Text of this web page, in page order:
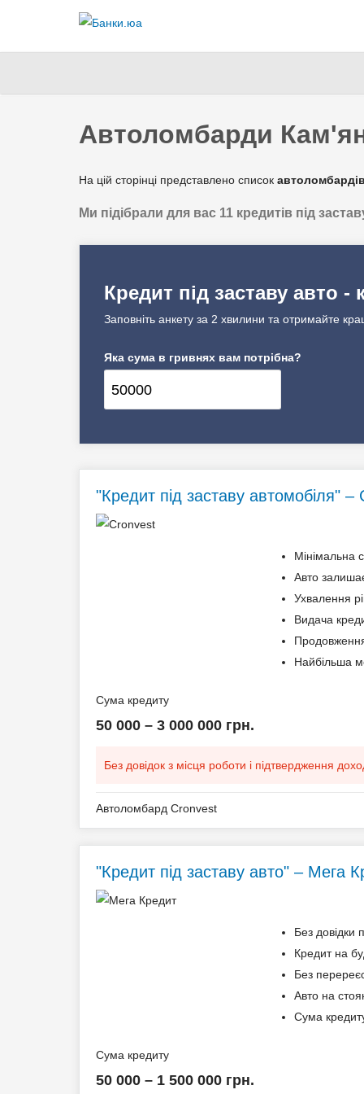
Автоломбарди
На цій сторінці представлено список
Зведена таблиця умов за якими можна отримати
✔️ Процентна ставка
✔️ Валюта
Ми підібрали для вас 11 кредитів під
Кредит під заставу авто -
Заповніть анкету за 2 хвилини та отримайте
Яка сума в гривнях вам потрібна?
"Кредит під заставу автомобіля" –
Мінімальна
Авто
Ухвалення
Видача
Найбільша
Сума кредиту
50 000 – 3 000 000 грн.
Без довідок з місця роботи і підтвердження
Автоломбард Cronvest
Додаткові умови
Застава: Автотранспорт
Дострокове погашення: Дострокове без
На розрахунковий рахунок;
"Кредит під заставу авто" – Мега
Без довідки
Кредит на
Без
Авто на
Сума
Сума кредиту
50 000 – 1 500 000 грн.